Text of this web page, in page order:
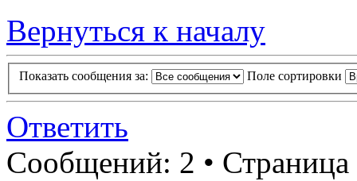
Вернуться к началу
Показать сообщения за: Поле сортировки
Ответить
Сообщений: 2 • Страница